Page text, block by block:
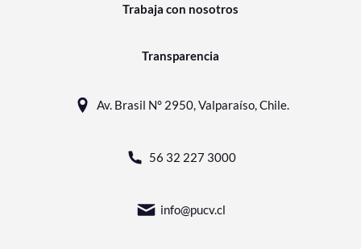
Trabaja con nosotros
Transparencia
Av. Brasil N° 2950, Valparaíso, Chile.
56 32 227 3000
info@pucv.cl